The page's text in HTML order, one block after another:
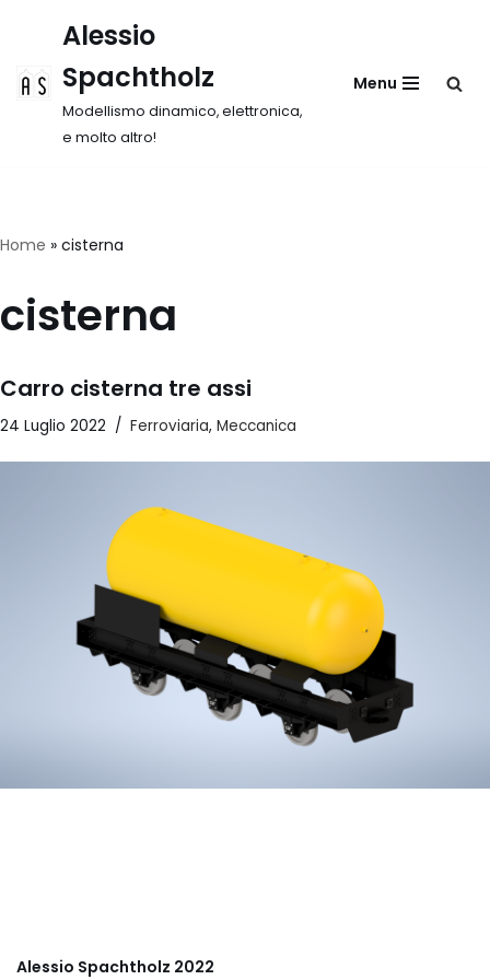
al
contenuto
Alessio
Spachtholz
Modellismo dinamico, elettronica,
e molto altro!
Menu
Home » cisterna
cisterna
Carro cisterna tre assi
24 Luglio 2022 Ferroviaria, Meccanica
Alessio Spachtholz 2022